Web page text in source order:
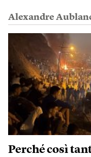
Alexandre
Perché così